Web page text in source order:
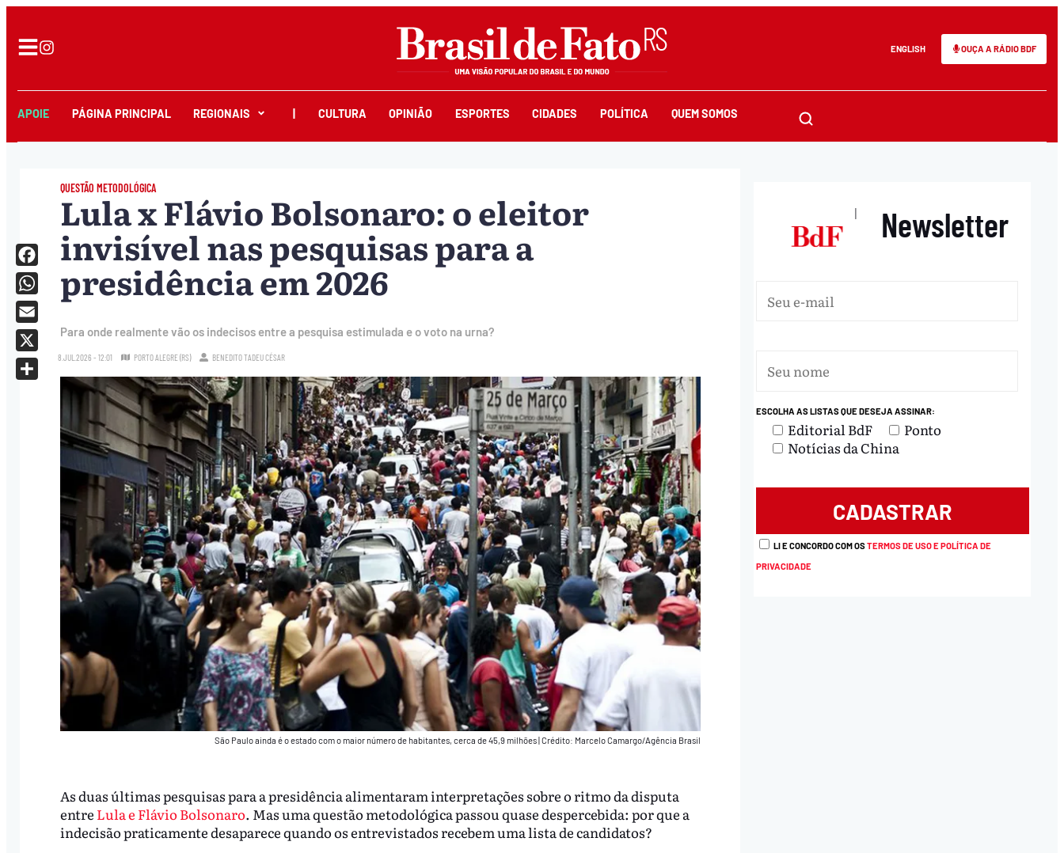
ENGLISH OUÇA A RÁDIO BDF
APOIE PÁGINA PRINCIPAL REGIONAIS CULTURA OPINIÃO ESPORTES CIDADES POLÍTICA QUEM SOMOS
QUESTÃO METODOLÓGICA
Lula x Flávio Bolsonaro: o eleitor
invisível nas pesquisas para a
presidência em 2026
Para onde realmente vão os indecisos entre a pesquisa estimulada e o voto na urna?
8.JUL.2026 - 12:01 PORTO ALEGRE (RS) BENEDITO TADEU CÉSAR
São Paulo ainda é o estado com o maior número de habitantes, cerca de 45,9 milhões|Crédito: Marcelo Camargo/Agência Brasil
As duas últimas pesquisas para a presidência alimentaram interpretações sobre o ritmo da disputa
entre Lula e Flávio Bolsonaro. Mas uma questão metodológica passou quase despercebida: por que a
indecisão praticamente desaparece quando os entrevistados recebem uma lista de candidatos?
Facebook
WhatsApp
Email
X
| Newsletter
ESCOLHA AS LISTAS QUE DESEJA ASSINAR:
Editorial BdF
Ponto
Notícias da China
LI E CONCORDO COM OSTERMOS DE USO E POLÍTICA DE
PRIVACIDADE